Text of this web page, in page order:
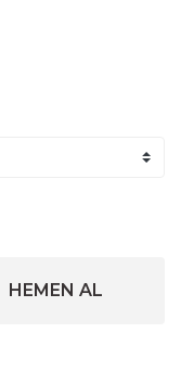
HEMEN AL